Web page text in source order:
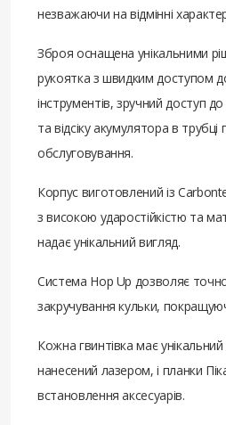
незважаючи на відмінні
Зброя оснащена унікальними
рукоятка з швидким доступом
інструментів, зручний доступ
та відсіку акумулятора в
обслуговування.
Корпус виготовлений із
з високою ударостійкістю та
надає унікальний вигляд.
Система Hop Up дозволяє
закручування кульки,
Кожна гвинтівка має
нанесений лазером, і планки
встановлення аксесуарів.